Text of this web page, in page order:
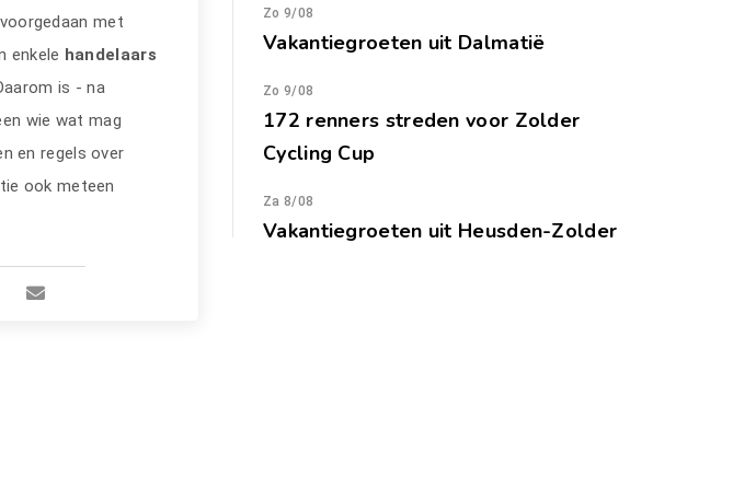
met
enkele handelaars
is - na
wie wat mag
en regels over
ook meteen
Zo 9/08
Vakantiegroeten uit Dalmatië
Zo 9/08
172 renners streden voor Zolder
Cycling Cup
Za 8/08
Vakantiegroeten uit Heusden-Zolder